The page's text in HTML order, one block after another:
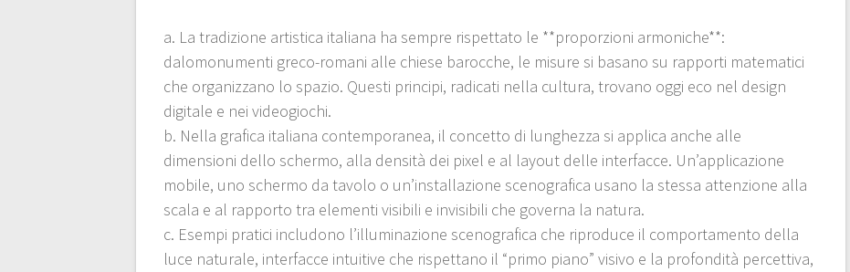
a. La tradizione artistica italiana ha sempre rispettato le **proporzioni armoniche**:
dalomonumenti greco-romani alle chiese barocche, le misure si basano su rapporti matematici
che organizzano lo spazio. Questi principi, radicati nella cultura, trovano oggi eco nel design
digitale e nei videogiochi.
b. Nella grafica italiana contemporanea, il concetto di lunghezza si applica anche alle
dimensioni dello schermo, alla densità dei pixel e al layout delle interfacce. Un’applicazione
mobile, uno schermo da tavolo o un’installazione scenografica usano la stessa attenzione alla
scala e al rapporto tra elementi visibili e invisibili che governa la natura.
c. Esempi pratici includono l’illuminazione scenografica che riproduce il comportamento della
luce naturale, interfacce intuitive che rispettano il “primo piano” visivo e la profondità percettiva,